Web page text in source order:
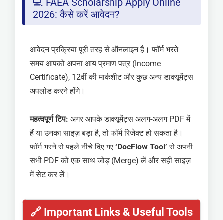
💻 FAEA Scholarship Apply Online
2026: कैसे करें आवेदन?
आवेदन प्रक्रिया पूरी तरह से ऑनलाइन है। फॉर्म भरते
समय आपको अपना आय प्रमाण पत्र (Income
Certificate), 12वीं की मार्कशीट और कुछ अन्य डाक्यूमेंट्स
अपलोड करने होंगे।
महत्वपूर्ण टिप: अगर आपके डाक्यूमेंट्स अलग-अलग PDF में
हैं या उनका साइज़ बड़ा है, तो फॉर्म रिजेक्ट हो सकता है।
फॉर्म भरने से पहले नीचे दिए गए ‘DocFlow Tool’ से अपनी
सभी PDF को एक साथ जोड़ (Merge) लें और सही साइज़
में सेट कर लें।
🔗 Important Links & Useful Tools